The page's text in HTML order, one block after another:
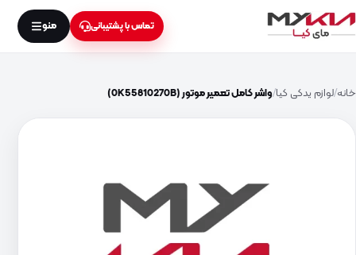
تماس با پشتیبانی منو
خانه لوازم یدکی کیا واشر کامل تعمیر موتور (0K55810270B)